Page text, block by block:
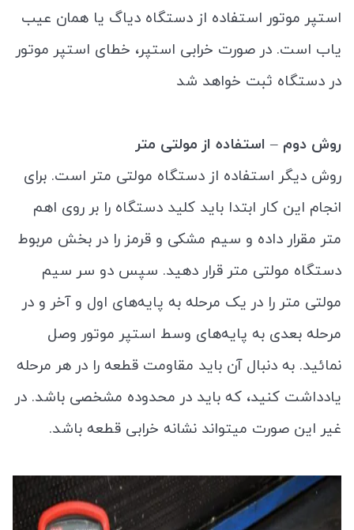
استپر موتور استفاده از دستگاه دیاگ یا همان عیب
یاب است. در صورت خرابی استپر، خطای استپر موتور
در دستگاه ثبت خواهد شد
روش دوم – استفاده از مولتی متر
روش دیگر استفاده از دستگاه مولتی متر است. برای
انجام این کار ابتدا باید کلید دستگاه را بر روی اهم
متر مقرار داده و سیم مشکی و قرمز را در بخش مربوط
دستگاه مولتی متر قرار دهید. سپس دو سر سیم
مولتی متر را در یک مرحله به پایه‌های اول و آخر و در
مرحله بعدی به پایه‌های وسط استپر موتور وصل
نمائید. به دنبال آن باید مقاومت قطعه را در هر مرحله
یادداشت کنید، که باید در محدوده مشخصی باشد. در
غیر این صورت میتواند نشانه خرابی قطعه باشد.